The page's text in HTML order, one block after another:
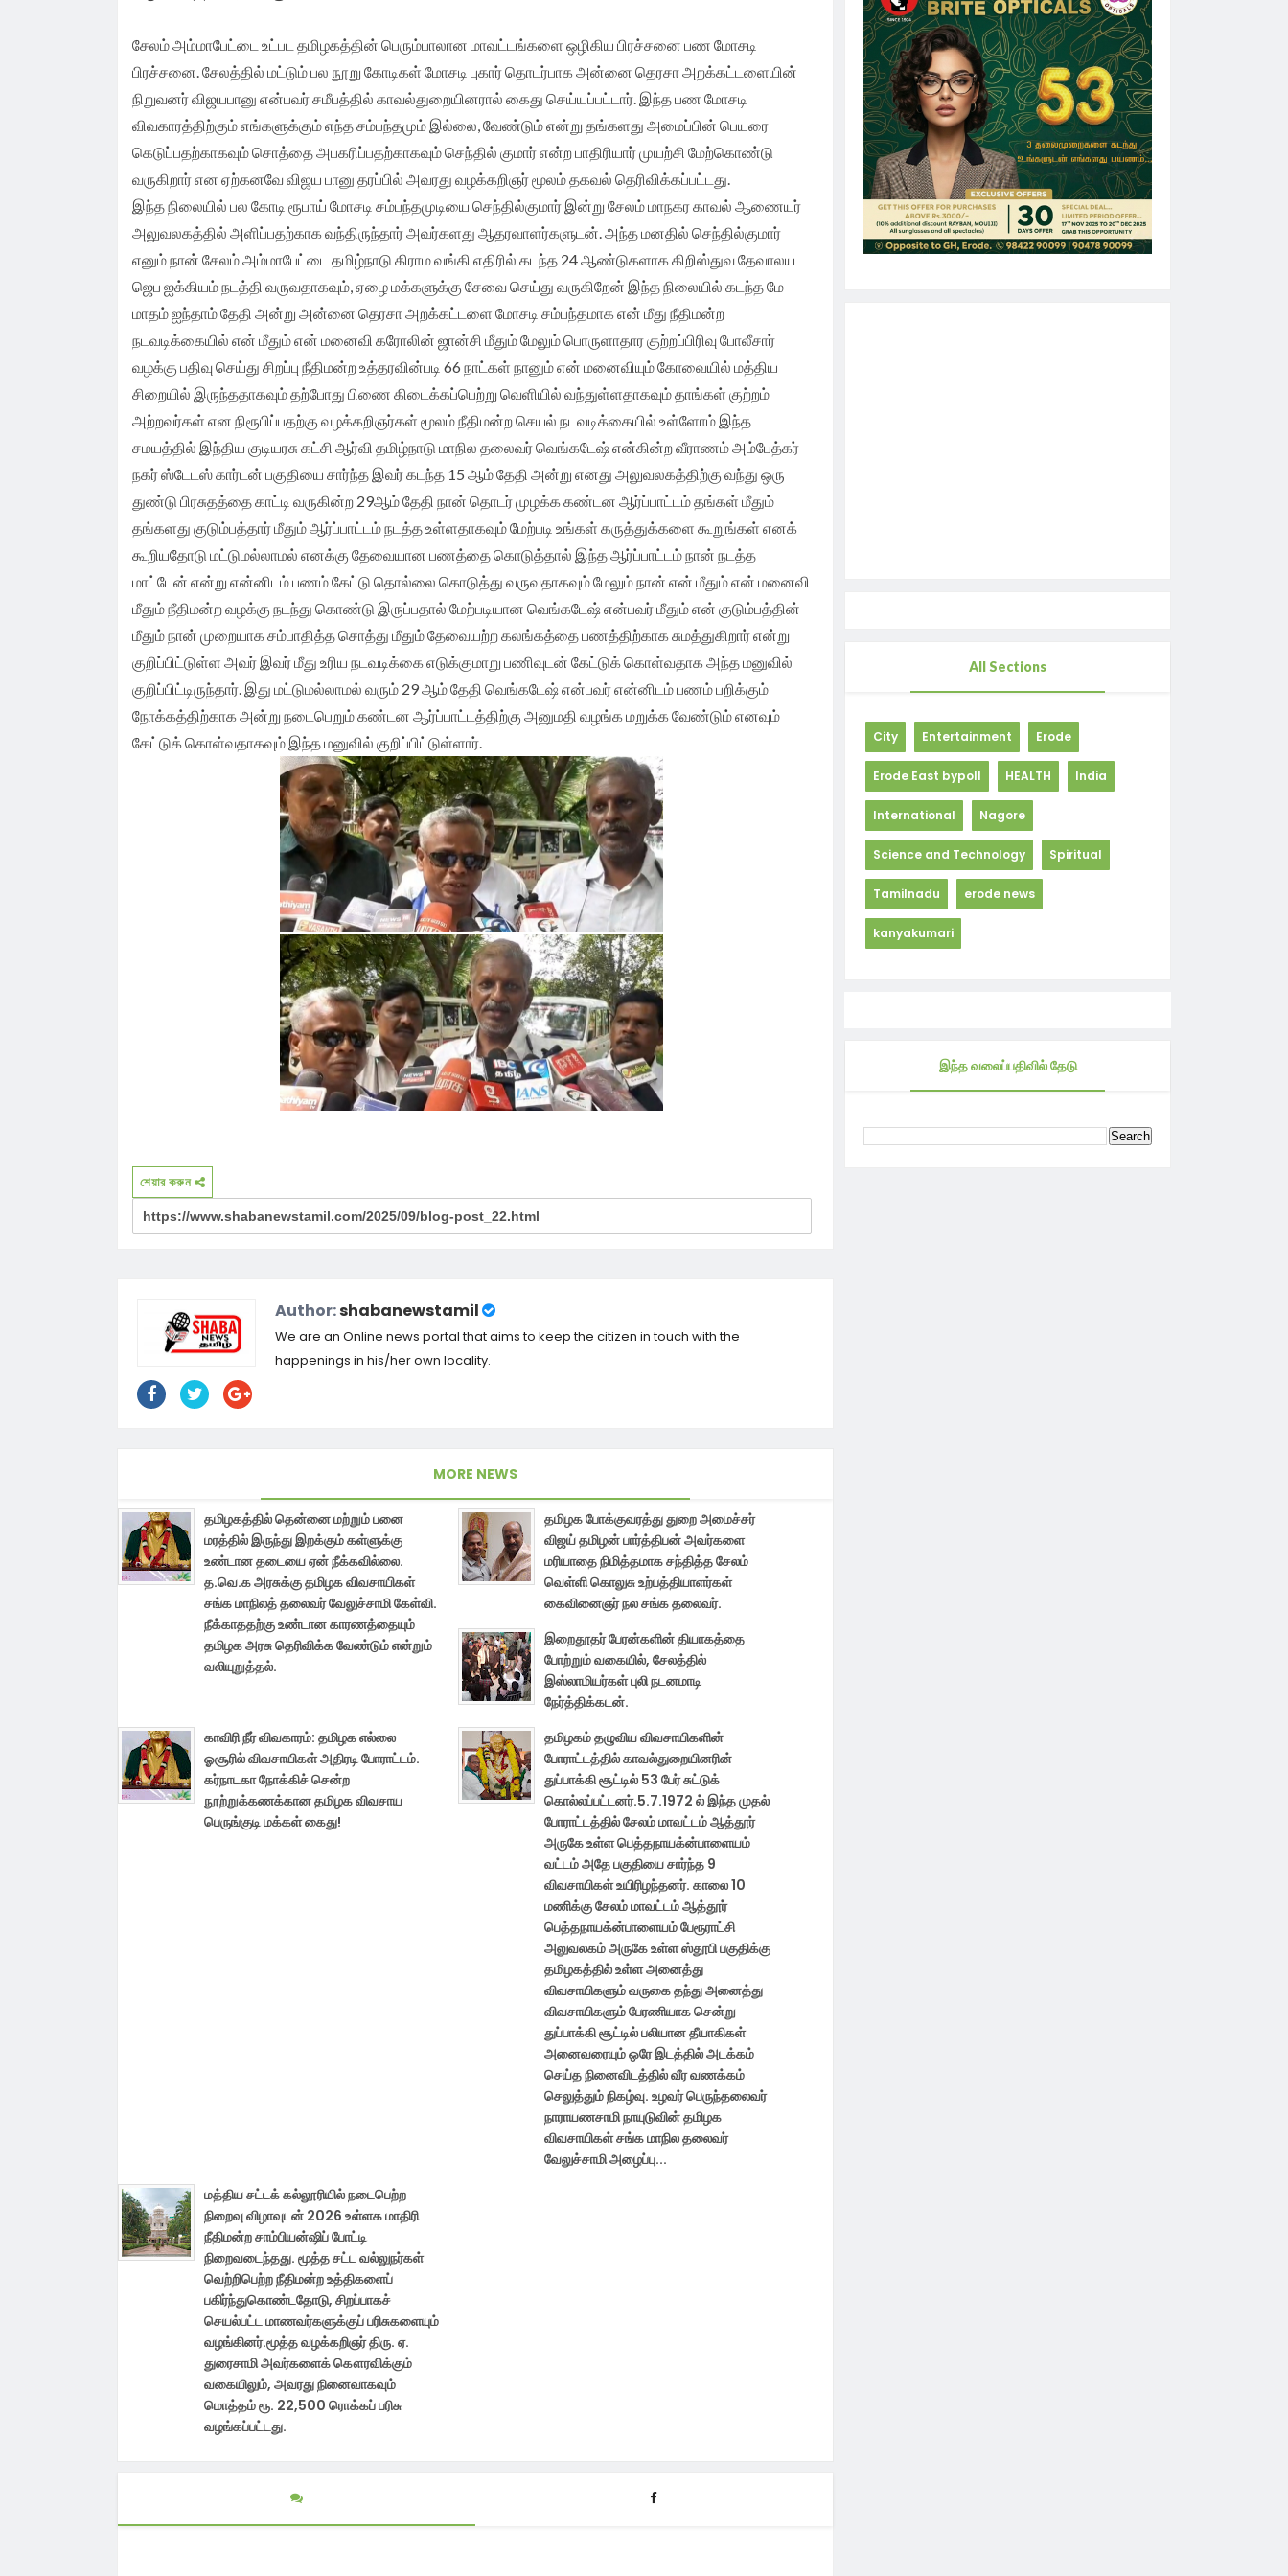
விவசாயிகள் சங்க மாநில தலைவர் வேலுச்சாமி
வேண்டுகோள்.
சேலம் அம்மாபேட்டை உட்பட தமிழகத்தின் பெரும்பாலான மாவட்டங்களை ஒழிகிய பிரச்சனை பண மோசடி
பிரச்சனை. சேலத்தில் மட்டும் பல நூறு கோடிகள் மோசடி புகார் தொடர்பாக அன்னை தெரசா அறக்கட்டளையின்
நிறுவனர் விஜயபானு என்பவர் சமீபத்தில் காவல்துறையினரால் கைது செய்யப்பட்டார். இந்த பண மோசடி
விவகாரத்திற்கும் எங்களுக்கும் எந்த சம்பந்தமும் இல்லை, வேண்டும் என்று தங்களது அமைப்பின் பெயரை
கெடுப்பதற்காகவும் சொத்தை அபகரிப்பதற்காகவும் செந்தில் குமார் என்ற பாதிரியார் முயற்சி மேற்கொண்டு
வருகிறார் என ஏற்கனவே விஜய பானு தரப்பில் அவரது வழக்கறிஞர் மூலம் தகவல் தெரிவிக்கப்பட்டது.
இந்த நிலையில் பல கோடி ரூபாய் மோசடி சம்பந்தமுடியை செந்தில்குமார் இன்று சேலம் மாநகர காவல் ஆணையர்
அலுவலகத்தில் அளிப்பதற்காக வந்திருந்தார் அவர்களது ஆதரவாளர்களுடன். அந்த மனதில் செந்தில்குமார்
எனும் நான் சேலம் அம்மாபேட்டை தமிழ்நாடு கிராம வங்கி எதிரில் கடந்த 24 ஆண்டுகளாக கிறிஸ்துவ தேவாலய
ஜெப ஐக்கியம் நடத்தி வருவதாகவும், ஏழை மக்களுக்கு சேவை செய்து வருகிறேன் இந்த நிலையில் கடந்த மே
மாதம் ஐந்தாம் தேதி அன்று அன்னை தெரசா அறக்கட்டளை மோசடி சம்பந்தமாக என் மீது நீதிமன்ற
நடவடிக்கையில் என் மீதும் என் மனைவி கரோலின் ஜான்சி மீதும் மேலும் பொருளாதார குற்றப்பிரிவு போலீசார்
வழக்கு பதிவு செய்து சிறப்பு நீதிமன்ற உத்தரவின்படி 66 நாட்கள் நானும் என் மனைவியும் கோவையில் மத்திய
சிறையில் இருந்ததாகவும் தற்போது பிணை கிடைக்கப்பெற்று வெளியில் வந்துள்ளதாகவும் தாங்கள் குற்றம்
அற்றவர்கள் என நிரூபிப்பதற்கு வழக்கறிஞர்கள் மூலம் நீதிமன்ற செயல் நடவடிக்கையில் உள்ளோம் இந்த
சமயத்தில் இந்திய குடியரசு கட்சி ஆர்வி தமிழ்நாடு மாநில தலைவர் வெங்கடேஷ் என்கின்ற வீராணம் அம்பேத்கர்
நகர் ஸ்டேடஸ் கார்டன் பகுதியை சார்ந்த இவர் கடந்த 15 ஆம் தேதி அன்று எனது அலுவலகத்திற்கு வந்து ஒரு
துண்டு பிரசுதத்தை காட்டி வருகின்ற 29ஆம் தேதி நான் தொடர் முழக்க கண்டன ஆர்ப்பாட்டம் தங்கள் மீதும்
தங்களது குடும்பத்தார் மீதும் ஆர்ப்பாட்டம் நடத்த உள்ளதாகவும் மேற்படி உங்கள் கருத்துக்களை கூறுங்கள் எனக்
கூறியதோடு மட்டுமல்லாமல் எனக்கு தேவையான பணத்தை கொடுத்தால் இந்த ஆர்ப்பாட்டம் நான் நடத்த
மாட்டேன் என்று என்னிடம் பணம் கேட்டு தொல்லை கொடுத்து வருவதாகவும் மேலும் நான் என் மீதும் என் மனைவி
மீதும் நீதிமன்ற வழக்கு நடந்து கொண்டு இருப்பதால் மேற்படியான வெங்கடேஷ் என்பவர் மீதும் என் குடும்பத்தின்
மீதும் நான் முறையாக சம்பாதித்த சொத்து மீதும் தேவையற்ற கலங்கத்தை பணத்திற்காக சுமத்துகிறார் என்று
குறிப்பிட்டுள்ள அவர் இவர் மீது உரிய நடவடிக்கை எடுக்குமாறு பணிவுடன் கேட்டுக் கொள்வதாக அந்த மனுவில்
குறிப்பிட்டிருந்தார். இது மட்டுமல்லாமல் வரும் 29 ஆம் தேதி வெங்கடேஷ் என்பவர் என்னிடம் பணம் பறிக்கும்
நோக்கத்திற்காக அன்று நடைபெறும் கண்டன ஆர்ப்பாட்டத்திற்கு அனுமதி வழங்க மறுக்க வேண்டும் எனவும்
கேட்டுக் கொள்வதாகவும் இந்த மனுவில் குறிப்பிட்டுள்ளார்.
শেয়ার করুন
Author:shabanewstamil
We are an Online news portal that aims to keep the citizen in touch with the
happenings in his/her own locality.
MORE NEWS
தமிழகத்தில் தென்னை மற்றும் பனை
மரத்தில் இருந்து இறக்கும் கள்ளுக்கு
உண்டான தடையை ஏன் நீக்கவில்லை.
த.வெ.க அரசுக்கு தமிழக விவசாயிகள்
சங்க மாநிலத் தலைவர் வேலுச்சாமி கேள்வி.
நீக்காததற்கு உண்டான காரணத்தையும்
தமிழக அரசு தெரிவிக்க வேண்டும் என்றும்
வலியுறுத்தல்.
தமிழக போக்குவரத்து துறை அமைச்சர்
விஜய் தமிழன் பார்த்திபன் அவர்களை
மரியாதை நிமித்தமாக சந்தித்த சேலம்
வெள்ளி கொலுசு உற்பத்தியாளர்கள்
கைவினைஞர் நல சங்க தலைவர்.
இறைதூதர் பேரன்களின் தியாகத்தை
போற்றும் வகையில், சேலத்தில்
இஸ்லாமியர்கள் புலி நடனமாடி
நேர்த்திக்கடன்.
காவிரி நீர் விவகாரம்: தமிழக எல்லை
ஓசூரில் விவசாயிகள் அதிரடி போராட்டம்.
கர்நாடகா நோக்கிச் சென்ற
நூற்றுக்கணக்கான தமிழக விவசாய
பெருங்குடி மக்கள் கைது!
தமிழகம் தழுவிய விவசாயிகளின்
போராட்டத்தில் காவல்துறையினரின்
துப்பாக்கி சூட்டில் 53 பேர் சுட்டுக்
கொல்லப்பட்டனர்.5.7.1972 ல் இந்த முதல்
போராட்டத்தில் சேலம் மாவட்டம் ஆத்தூர்
அருகே உள்ள பெத்தநாயக்ன்பாளையம்
வட்டம் அதே பகுதியை சார்ந்த 9
விவசாயிகள் உயிரிழந்தனர். காலை 10
மணிக்கு சேலம் மாவட்டம் ஆத்தூர்
பெத்தநாயக்ன்பாளையம் பேரூராட்சி
அலுவலகம் அருகே உள்ள ஸ்தூபி பகுதிக்கு
தமிழகத்தில் உள்ள அனைத்து
விவசாயிகளும் வருகை தந்து அனைத்து
விவசாயிகளும் பேரணியாக சென்று
துப்பாக்கி சூட்டில் பலியான தீயாகிகள்
அனைவரையும் ஒரே இடத்தில் அடக்கம்
செய்த நினைவிடத்தில் வீர வணக்கம்
செலுத்தும் நிகழ்வு. உழவர் பெருந்தலைவர்
நாராயணசாமி நாயுடுவின் தமிழக
விவசாயிகள் சங்க மாநில தலைவர்
வேலுச்சாமி அழைப்பு...
மத்திய சட்டக் கல்லூரியில் நடைபெற்ற
நிறைவு விழாவுடன் 2026 உள்ளக மாதிரி
நீதிமன்ற சாம்பியன்ஷிப் போட்டி
நிறைவடைந்தது. மூத்த சட்ட வல்லுநர்கள்
வெற்றிபெற்ற நீதிமன்ற உத்திகளைப்
பகிர்ந்துகொண்டதோடு, சிறப்பாகச்
செயல்பட்ட மாணவர்களுக்குப் பரிசுகளையும்
வழங்கினர்.மூத்த வழக்கறிஞர் திரு. ஏ.
துரைசாமி அவர்களைக் கௌரவிக்கும்
வகையிலும், அவரது நினைவாகவும்
மொத்தம் ரூ. 22,500 ரொக்கப் பரிசு
வழங்கப்பட்டது.
All Sections
City Entertainment Erode
Erode East bypoll HEALTH India
International Nagore
Science and Technology Spiritual
Tamilnadu erode news
kanyakumari
இந்த வலைப்பதிவில் தேடு